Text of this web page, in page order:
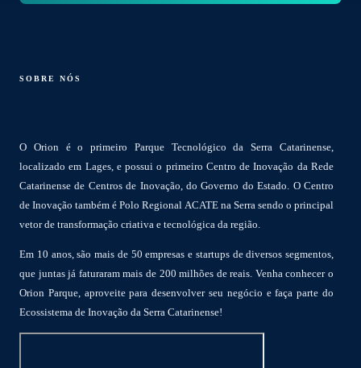
SOBRE NÓS
O Orion é o primeiro Parque Tecnológico da Serra Catarinense,
localizado em Lages, e possui o primeiro Centro de Inovação da Rede
Catarinense de Centros de Inovação, do Governo do Estado. O Centro
de Inovação também é Polo Regional ACATE na Serra sendo o principal
vetor de transformação criativa e tecnológica da região.
Em 10 anos, são mais de 50 empresas e startups de diversos segmentos,
que juntas já faturaram mais de 200 milhões de reais. Venha conhecer o
Orion Parque, aproveite para desenvolver seu negócio e faça parte do
Ecossistema de Inovação da Serra Catarinense!